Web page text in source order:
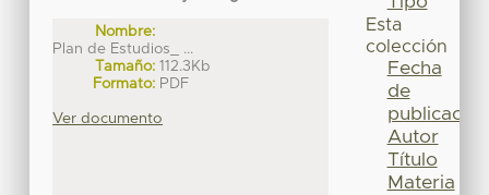
Nombre:
Plan de Estudios_ ...
Tamaño: 112.3Kb
Formato: PDF
Ver documento
Esta
colección
Fecha
de
publicación
Autor
Título
Materia